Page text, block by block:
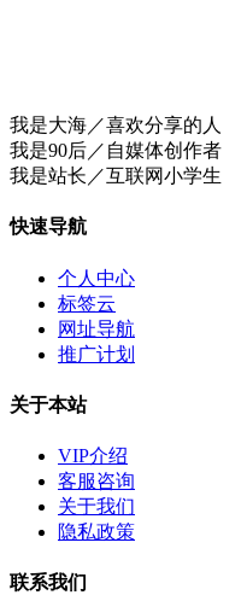
我是大海／喜欢分享的人
我是90后／自媒体创作者
我是站长／互联网小学生
快速导航
个人中心
标签云
网址导航
推广计划
关于本站
VIP介绍
客服咨询
关于我们
隐私政策
联系我们